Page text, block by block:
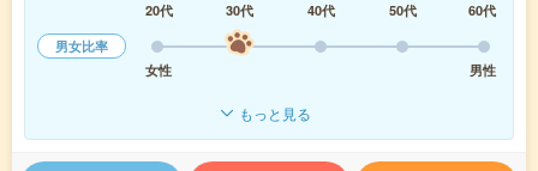
20代
30代 40代 50代
60代
男女比率
女性
男性
もっと見る